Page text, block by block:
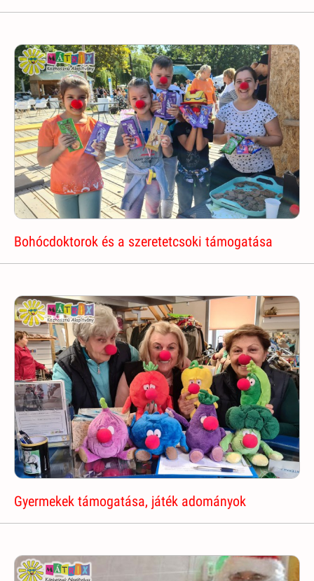
Bohócdoktorok és a szeretetcsoki támogatása
Gyermekek támogatása, játék adományok